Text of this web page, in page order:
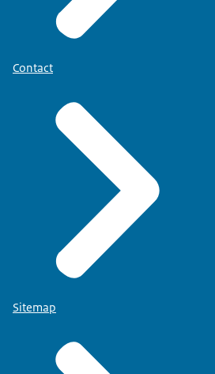
Contact
Sitemap